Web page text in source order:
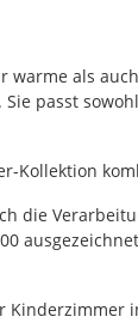
warme als
passt
Kollektion
die
Kinderzimmer